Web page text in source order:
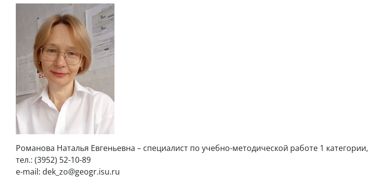
Романова Наталья Евгеньевна – специалист по учебно-методической работе 1 категории,
тел.: (3952) 52-10-89
e-mail: dek_zo@geogr.isu.ru